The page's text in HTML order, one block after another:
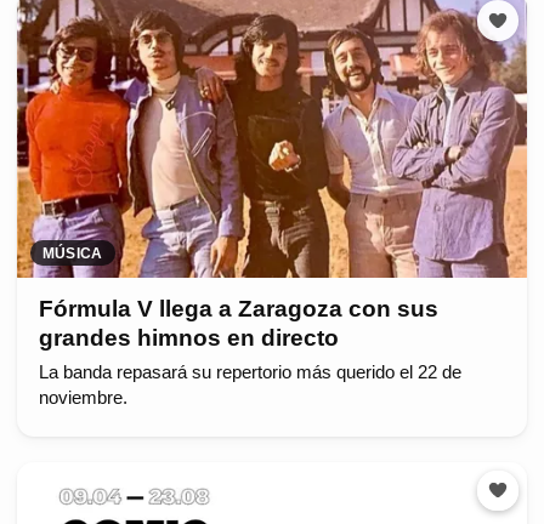
MÚSICA
Fórmula V llega a Zaragoza con sus
grandes himnos en directo
La banda repasará su repertorio más querido el 22 de
noviembre.